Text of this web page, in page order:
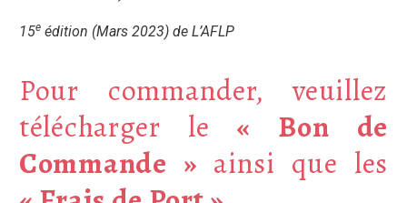
15e édition (Mars 2023) de L’AFLP
Pour commander, veuillez
télécharger le «
Bon de
Commande » ainsi que les